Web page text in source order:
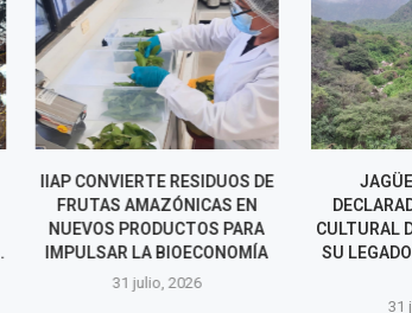
IIAP CONVIERTE RESIDUOS DE
FRUTAS AMAZÓNICAS EN
NUEVOS PRODUCTOS PARA
IMPULSAR LA BIOECONOMÍA
31 julio, 2026
JAGÜEY
CULTURAL
SU LEGADO
31